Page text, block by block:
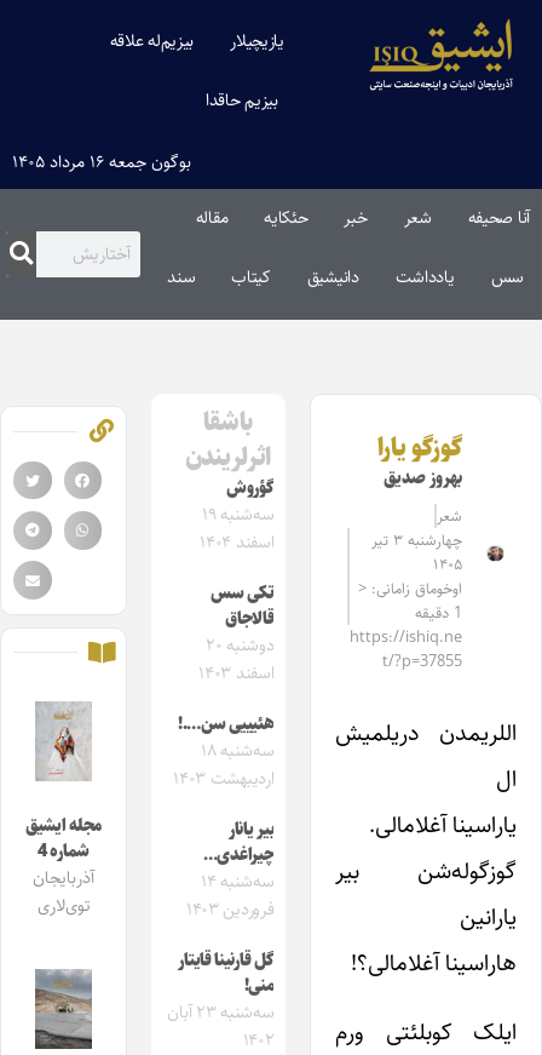
یازیچیلار بیزیم‌له علاقه
بیزیم حاقدا
بوگون جمعه ۱۶ مرداد ۱۴۰۵
آنا صحیفه شعر خبر حئکایه مقاله‌
سس یادداشت دانیشیق کیتاب سند
گوزگو یارا
بهروز صدیق
شعر
چهارشنبه ۳ تیر
۱۴۰۵
اوخوماق زامانی: <
1 دقیقه
https://ishiq.ne
t/?p=37855
اللریمدن دریلمیش
ال
یاراسینا آغلامالی.
گوزگوله‌شن بیر
یارانین
هاراسینا آغلامالی؟!
ایلک کوبلئتی ورم
باشقا
اثرلریندن
گؤروش
سه‌شنبه ۱۹
اسفند ۱۴۰۴
تکی سس
قالاجاق
دوشنبه ۲۰
اسفند ۱۴۰۳
هئیییی سن….!
سه‌شنبه ۱۸
اردیبهشت ۱۴۰۳
بیر یانار
چیراغدی…
سه‌شنبه ۱۴
فروردین ۱۴۰۳
گل قارنینا قایتار
منی!
سه‌شنبه ۲۳ آبان
۱۴۰۲
مجله ایشیق
شماره 4
آذربایجان
توی‌لاری